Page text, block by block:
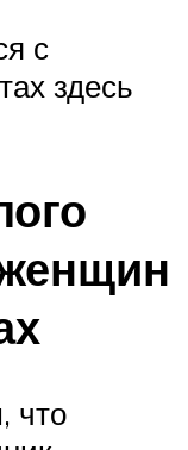
с
здесь
что